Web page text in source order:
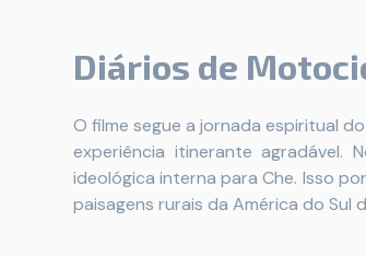
Diários de
O filme segue a jornada espiritual
experiência itinerante
ideológica interna para Che. Isso
paisagens rurais da América do Sul